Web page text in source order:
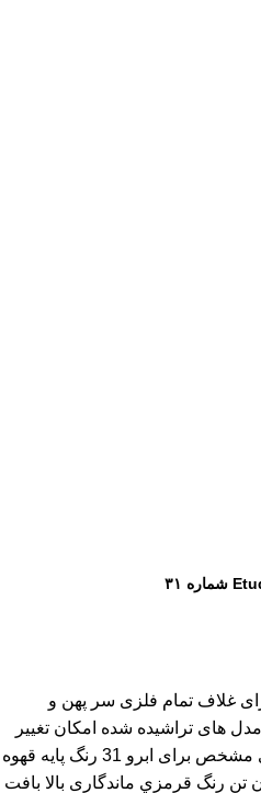
غلاف تمام فلزی سر پهن و
های تراشیده شده امکان تغییر
شکل و حالت ابرو ایجاد مرز بندی مشخص برای ابرو 31 رنگ پایه قهوه
تن رنگ قرمزي ماندگاری بالا بافت